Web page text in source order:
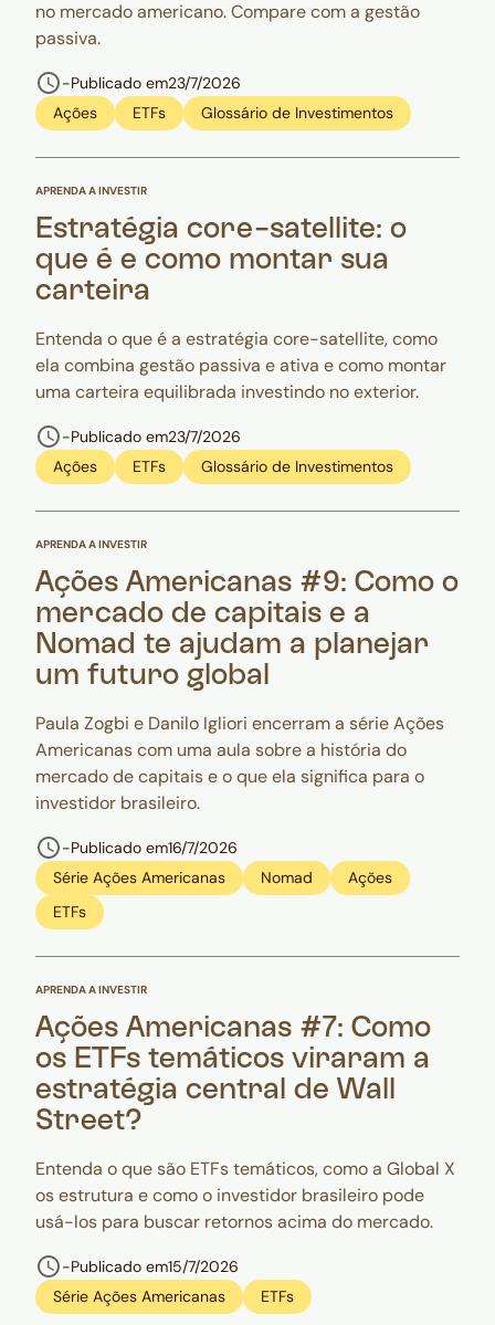
no mercado americano. Compare com a gestão
passiva.
-Publicado em23/7/2026
Ações
ETFs Glossário de Investimentos
APRENDA A INVESTIR
Estratégia core-satellite: o
que é e como montar sua
carteira
Entenda o que é a estratégia core-satellite, como
ela combina gestão passiva e ativa e como montar
uma carteira equilibrada investindo no exterior.
-Publicado em23/7/2026
Ações
ETFs Glossário de Investimentos
APRENDA A INVESTIR
Ações Americanas #9: Como o
mercado de capitais e a
Nomad te ajudam a planejar
um futuro global
Paula Zogbi e Danilo Igliori encerram a série Ações
Americanas com uma aula sobre a história do
mercado de capitais e o que ela significa para o
investidor brasileiro.
-Publicado em16/7/2026
Série Ações Americanas
Nomad
Ações
ETFs
APRENDA A INVESTIR
Ações Americanas #7: Como
os ETFs temáticos viraram a
estratégia central de Wall
Street?
Entenda o que são ETFs temáticos, como a Global X
os estrutura e como o investidor brasileiro pode
usá-los para buscar retornos acima do mercado.
-Publicado em15/7/2026
Série Ações Americanas
ETFs